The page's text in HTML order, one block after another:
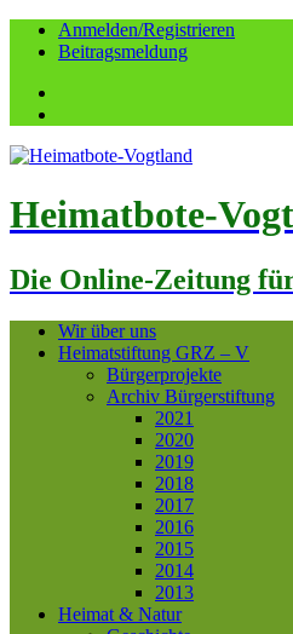
Anmelden/Registrieren
Beitragsmeldung
Heimatbote-
Die Online-Zeitung
Wir über uns
Heimatstiftung GRZ – V
Bürgerprojekte
Archiv Bürgerstiftung
2021
2020
2019
2018
2017
2016
2015
2014
2013
Heimat & Natur